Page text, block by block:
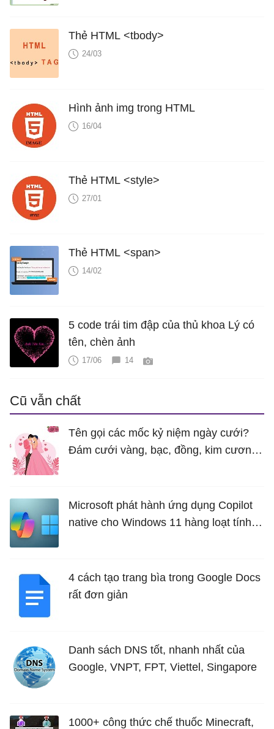
Thẻ HTML <tbody>
24/03
Hình ảnh img trong HTML
16/04
Thẻ HTML <style>
27/01
Thẻ HTML <span>
14/02
5 code trái tim đập của thủ khoa Lý có
tên, chèn ảnh
17/06 14
Cũ vẫn chất
Tên gọi các mốc kỷ niệm ngày cưới?
Đám cưới vàng, bạc, đồng, kim cương
Microsoft phát hành ứng dụng Copilot
native cho Windows 11 hàng loạt tính
4 cách tạo trang bìa trong Google Docs
rất đơn giản
Danh sách DNS tốt, nhanh nhất của
Google, VNPT, FPT, Viettel, Singapore
1000+ công thức chế thuốc Minecraft,